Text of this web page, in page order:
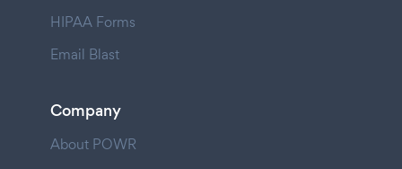
HIPAA Forms
Email Blast
Company
About POWR